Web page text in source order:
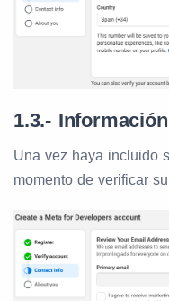
1.3.-
Una vez haya incluido
momento de verificar